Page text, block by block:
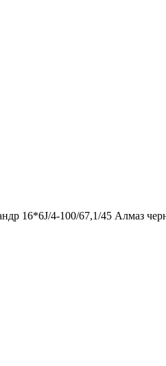
16*6J/4-100/67,1/45 Алмаз